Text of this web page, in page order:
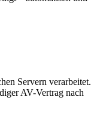
Servern verarbeitet.
AV-Vertrag nach